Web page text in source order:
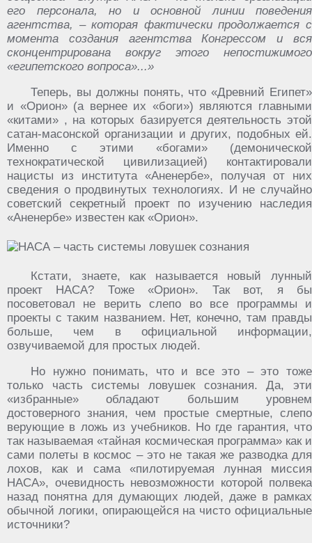
его персонала, но и основной линии поведения
агентства, – которая фактически продолжается с
момента создания агентства Конгрессом и вся
сконцентрирована вокруг этого непостижимого
«египетского вопроса»...»
Теперь, вы должны понять, что «Древний Египет»
и «Орион» (а вернее их «боги») являются главными
«китами» , на которых базируется деятельность этой
сатан-масонской организации и других, подобных ей.
Именно с этими «богами» (демонической
технократической цивилизацией) контактировали
нацисты из института «Аненербе», получая от них
сведения о продвинутых технологиях. И не случайно
советский секретный проект по изучению наследия
«Аненербе» известен как «Орион».
Кстати, знаете, как называется новый лунный
проект НАСА? Тоже «Орион». Так вот, я бы
посоветовал не верить слепо во все программы и
проекты с таким названием. Нет, конечно, там правды
больше, чем в официальной информации,
озвучиваемой для простых людей.
Но нужно понимать, что и все это – это тоже
только часть системы ловушек сознания. Да, эти
«избранные» обладают большим уровнем
достоверного знания, чем простые смертные, слепо
верующие в ложь из учебников. Но где гарантия, что
так называемая «тайная космическая программа» как и
сами полеты в космос – это не такая же разводка для
лохов, как и сама «пилотируемая лунная миссия
НАСА», очевидность невозможности которой полвека
назад понятна для думающих людей, даже в рамках
обычной логики, опирающейся на чисто официальные
источники?